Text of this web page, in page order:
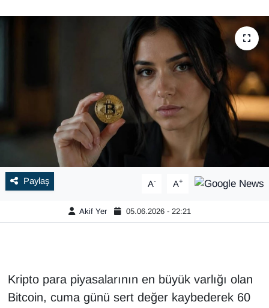
Paylaş A- A+
Akif Yer 05.06.2026 - 22:21
Kripto para piyasalarının en büyük varlığı olan
Bitcoin, cuma günü sert değer kaybederek 60